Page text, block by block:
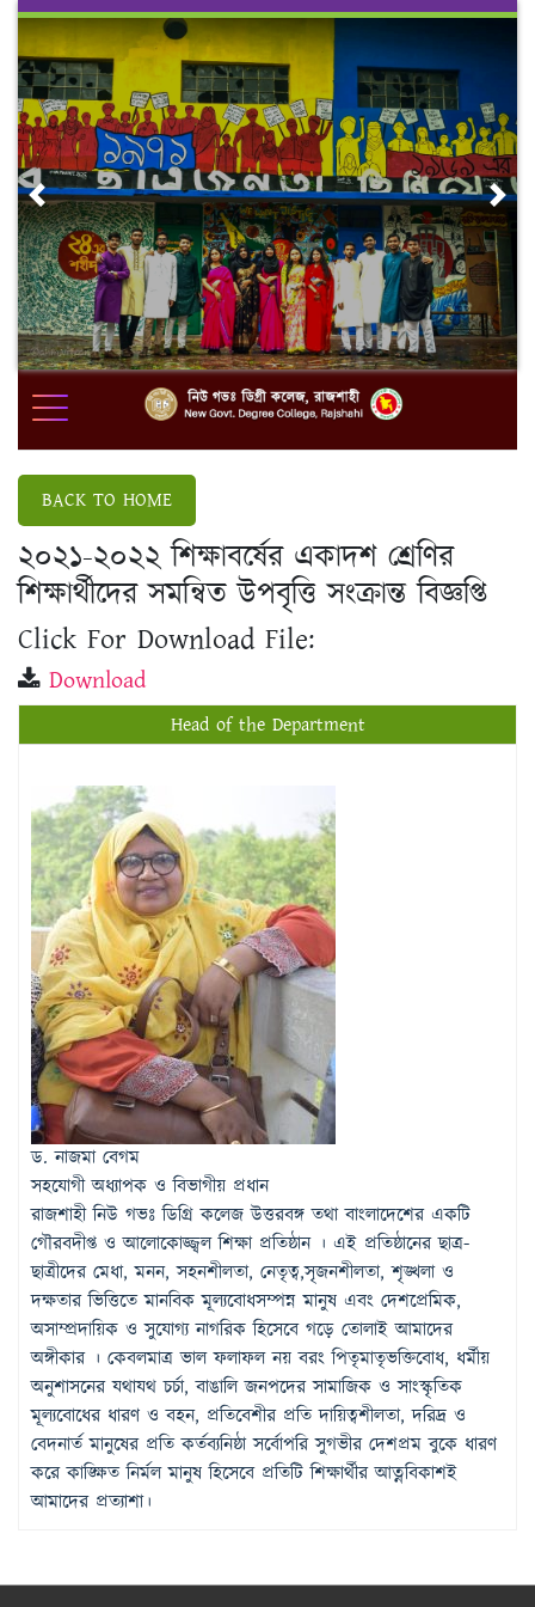
Skip
content
Previous
BACK TO HOME
২০২১-২০২২ শিক্ষাবর্ষের একাদশ শ্রেণির
শিক্ষার্থীদের সমন্বিত উপবৃত্তি সংক্রান্ত বিজ্ঞপ্তি
Click For Download File:
Download
Head of the Department
ড. নাজমা বেগম
সহযোগী অধ্যাপক ও বিভাগীয় প্রধান
রাজশাহী নিউ গভঃ ডিগ্রি কলেজ উত্তরবঙ্গ তথা বাংলাদেশের একটি
গৌরবদীপ্ত ও আলোকোজ্জ্বল শিক্ষা প্রতিষ্ঠান । এই প্রতিষ্ঠানের ছাত্র-
ছাত্রীদের মেধা, মনন, সহনশীলতা, নেতৃত্ব,সৃজনশীলতা, শৃঙ্খলা ও
দক্ষতার ভিত্তিতে মানবিক মূল্যবোধসম্পন্ন মানুষ এবং দেশপ্রেমিক,
অসাম্প্রদায়িক ও সুযোগ্য নাগরিক হিসেবে গড়ে তোলাই আমাদের
অঙ্গীকার । কেবলমাত্র ভাল ফলাফল নয় বরং পিতৃমাতৃভক্তিবোধ, ধর্মীয়
অনুশাসনের যথাযথ চর্চা, বাঙালি জনপদের সামাজিক ও সাংস্কৃতিক
মূল্যবোধের ধারণ ও বহন, প্রতিবেশীর প্রতি দায়িত্বশীলতা, দরিদ্র ও
বেদনার্ত মানুষের প্রতি কর্তব্যনিষ্ঠা সর্বোপরি সুগভীর দেশপ্রম বুকে ধারণ
করে কাঙ্ক্ষিত নির্মল মানুষ হিসেবে প্রতিটি শিক্ষার্থীর আত্নবিকাশই
আমাদের প্রত্যাশা।